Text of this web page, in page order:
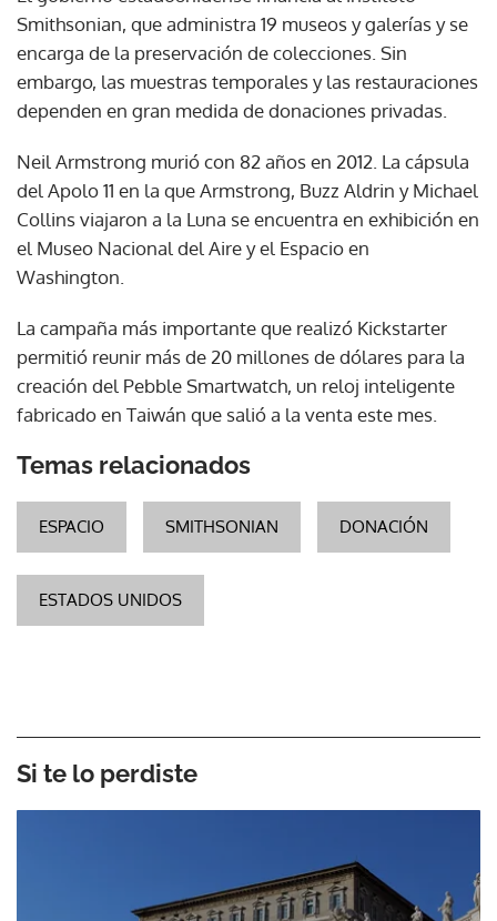
Smithsonian, que administra 19 museos y galerías y se
encarga de la preservación de colecciones. Sin
embargo, las muestras temporales y las restauraciones
dependen en gran medida de donaciones privadas.
Neil Armstrong murió con 82 años en 2012. La cápsula
del Apolo 11 en la que Armstrong, Buzz Aldrin y Michael
Collins viajaron a la Luna se encuentra en exhibición en
el Museo Nacional del Aire y el Espacio en
Washington.
La campaña más importante que realizó Kickstarter
permitió reunir más de 20 millones de dólares para la
creación del Pebble Smartwatch, un reloj inteligente
fabricado en Taiwán que salió a la venta este mes.
Temas relacionados
ESPACIO SMITHSONIAN DONACIÓN
ESTADOS UNIDOS
Si te lo perdiste